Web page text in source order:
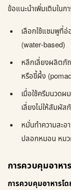
ข้อแนะนำเพิ่มเติมใน
เลือกใช้แชมพูที่
(water-based)
หลีกเลี่ยงผลิตภั
หรือขี้ผึ้ง
เมื่อใช้ครีมนวดผ
เลี่ยงไม่ให้สัมผัส
หมั่นทำความสะอ
ปลอกหมอน หมว
การควบคุมอาหา
การควบคุมอาหารโ